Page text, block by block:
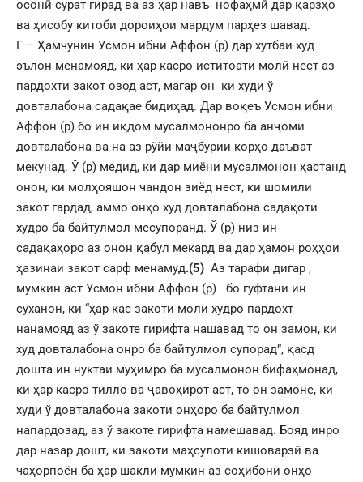
осонӣ сурат гирад ва аз ҳар навъ нофаҳмӣ дар қарзҳо
ва ҳисобу китоби дороиҳои мардум парҳез шавад.
Г – Ҳамчунин Усмон ибни Аффон (р) дар хутбаи худ
эълон менамояд, ки ҳар касро иститоати молӣ нест аз
пардохти закот озод аст, магар он ки худи ў
довталабона садақае бидиҳад. Дар воқеъ Усмон ибни
Аффон (р) бо ин иқдом мусалмононро ба анҷоми
довталабона ва на аз рўйи маҷбурии корҳо даъват
мекунад. Ў (р) медид, ки дар миёни мусалмонон ҳастанд
онон, ки молҳояшон чандон зиёд нест, ки шомили
закот гардад, аммо онҳо худ довталабона садақоти
худро ба байтулмол месупоранд. Ў (р) низ ин
садақаҳоро аз онон қабул мекард ва дар ҳамон роҳҳои
ҳазинаи закот сарф менамуд.(5) Аз тарафи дигар ,
мумкин аст Усмон ибни Аффон (р) бо гуфтани ин
суханон, ки “ҳар кас закоти моли худро пардохт
нанамояд аз ў закоте гирифта нашавад то он замон, ки
худ довталабона онро ба байтулмол супорад”, қасд
дошта ин нуктаи муҳимро ба мусалмонон бифаҳмонад,
ки ҳар касро тилло ва ҷавоҳирот аст, то он замоне, ки
худи ў довталабона закоти онҳоро ба байтулмол
напардозад, аз ў закоте гирифта намешавад. Бояд инро
дар назар дошт, ки закоти маҳсулоти кишоварзӣ ва
чаҳорпоён ба ҳар шакли мумкин аз соҳибони онҳо